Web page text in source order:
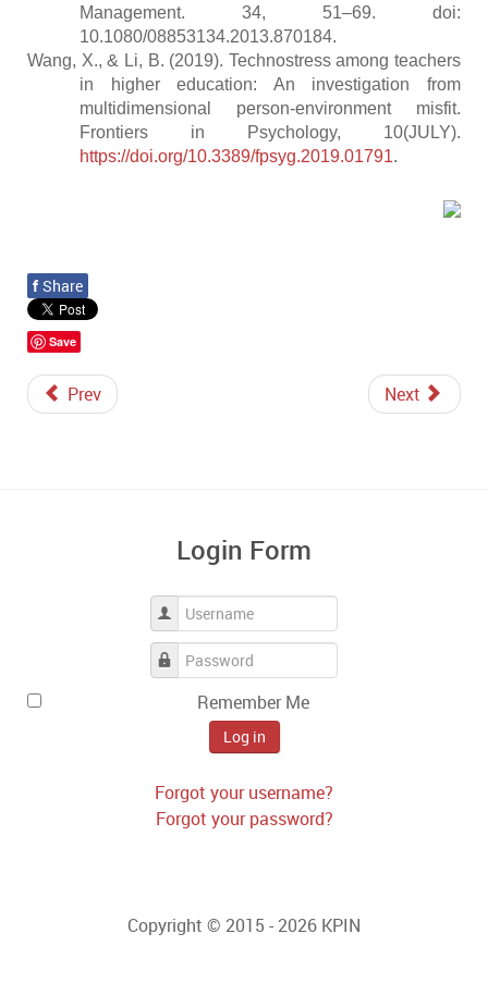
Management. 34, 51–69. doi:
10.1080/08853134.2013.870184.
Wang, X., & Li, B. (2019). Technostress among teachers
in higher education: An investigation from
multidimensional person-environment misfit.
Frontiers in Psychology, 10(JULY).
https://doi.org/10.3389/fpsyg.2019.01791.
f Share
Save
Prev Next
Login Form
Username
Password
Remember Me
Log in
Forgot your username?
Forgot your password?
Copyright © 2015 - 2026 KPIN